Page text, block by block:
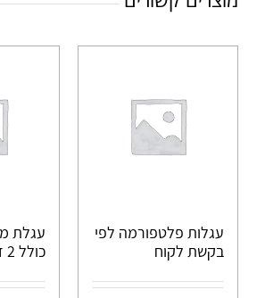
עגלות פלטפורמה לפי
בקשת לקוח
עגלת
כולל 2 דלתות צד